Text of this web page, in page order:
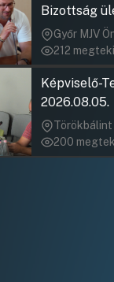
Bizottság
Győr MJV
212
Képviselő-
2026.08.05.
200